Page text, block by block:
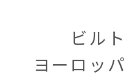
ビル
ヨーロッ